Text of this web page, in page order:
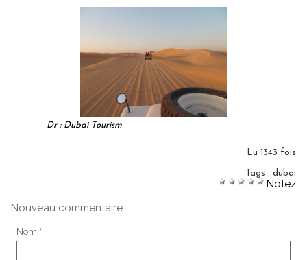
Dr : Dubai Tourism
Lu 1343 fois
Tags : dubai
Notez
Nouveau commentaire :
Nom * :